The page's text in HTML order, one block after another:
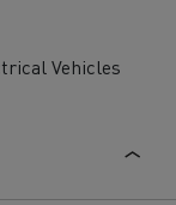
Vehicles